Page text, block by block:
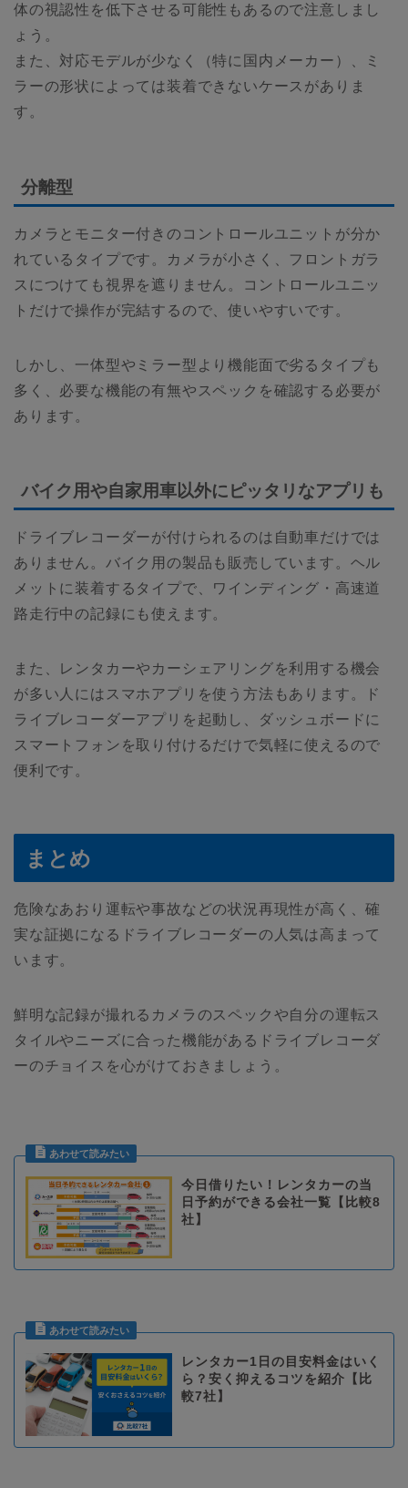
体の視認性を低下させる可能性もあるので注意しまし
ょう。
また、対応モデルが少なく（特に国内メーカー）、ミ
ラーの形状によっては装着できないケースがありま
す。
分離型
カメラとモニター付きのコントロールユニットが分か
れているタイプです。カメラが小さく、フロントガラ
スにつけても視界を遮りません。コントロールユニッ
トだけで操作が完結するので、使いやすいです。
しかし、一体型やミラー型より機能面で劣るタイプも
多く、必要な機能の有無やスペックを確認する必要が
あります。
バイク用や自家用車以外にピッタリなアプリも
ドライブレコーダーが付けられるのは自動車だけでは
ありません。バイク用の製品も販売しています。ヘル
メットに装着するタイプで、ワインディング・高速道
路走行中の記録にも使えます。
また、レンタカーやカーシェアリングを利用する機会
が多い人にはスマホアプリを使う方法もあります。ド
ライブレコーダーアプリを起動し、ダッシュボードに
スマートフォンを取り付けるだけで気軽に使えるので
便利です。
まとめ
危険なあおり運転や事故などの状況再現性が高く、確
実な証拠になるドライブレコーダーの人気は高まって
います。
鮮明な記録が撮れるカメラのスペックや自分の運転ス
タイルやニーズに合った機能があるドライブレコーダ
ーのチョイスを心がけておきましょう。
今日借りたい！レンタカーの当
日予約ができる会社一覧【比較8
社】
レンタカー1日の目安料金はいく
ら？安く抑えるコツを紹介【比
較7社】